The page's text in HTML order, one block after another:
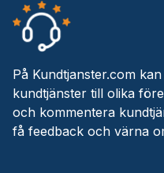
På Kundtjanster.com
kundtjänster till olika
och kommentera
få feedback och värna